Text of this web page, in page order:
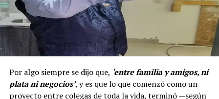
Por algo siempre se dijo que, ‘entre familia y amigos, ni
plata ni negocios’, y es que lo que comenzó como un
proyecto entre colegas de toda la vida, terminó —según